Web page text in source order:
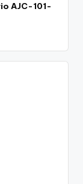
AJC-101-